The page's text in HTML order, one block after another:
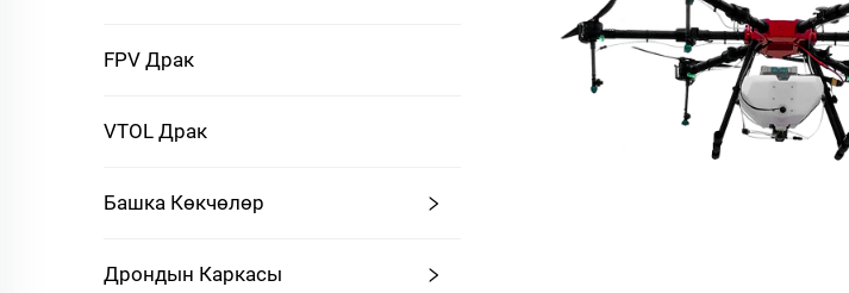
FPV Драк
VTOL Драк
Башка Көкчөлөр
Дрондын Каркасы